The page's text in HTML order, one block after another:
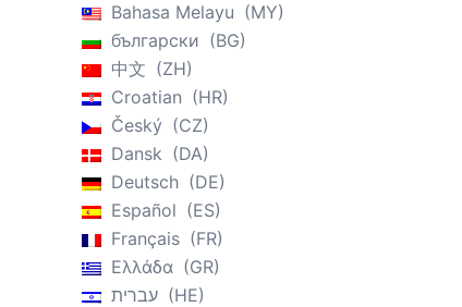
Bahasa Melayu
MY
български
BG
中文
ZH
Croatian
HR
Český
CZ
Dansk
DA
Deutsch
DE
Español
ES
Français
FR
Ελλάδα
GR
עברית
HE